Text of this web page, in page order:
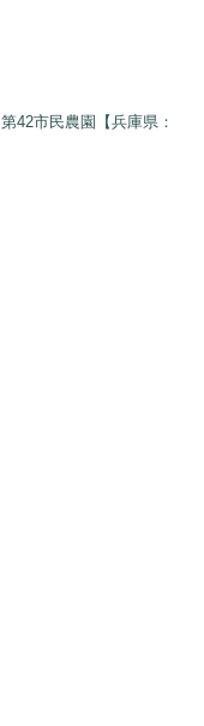
第42市民農園【兵庫県：